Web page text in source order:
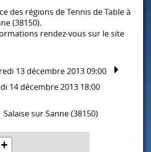
des régions de Tennis de Table à
(38150).
rendez-vous sur le site
13 décembre 2013 09:00
14 décembre 2013 18:00
Salaise sur Sanne (38150)
+